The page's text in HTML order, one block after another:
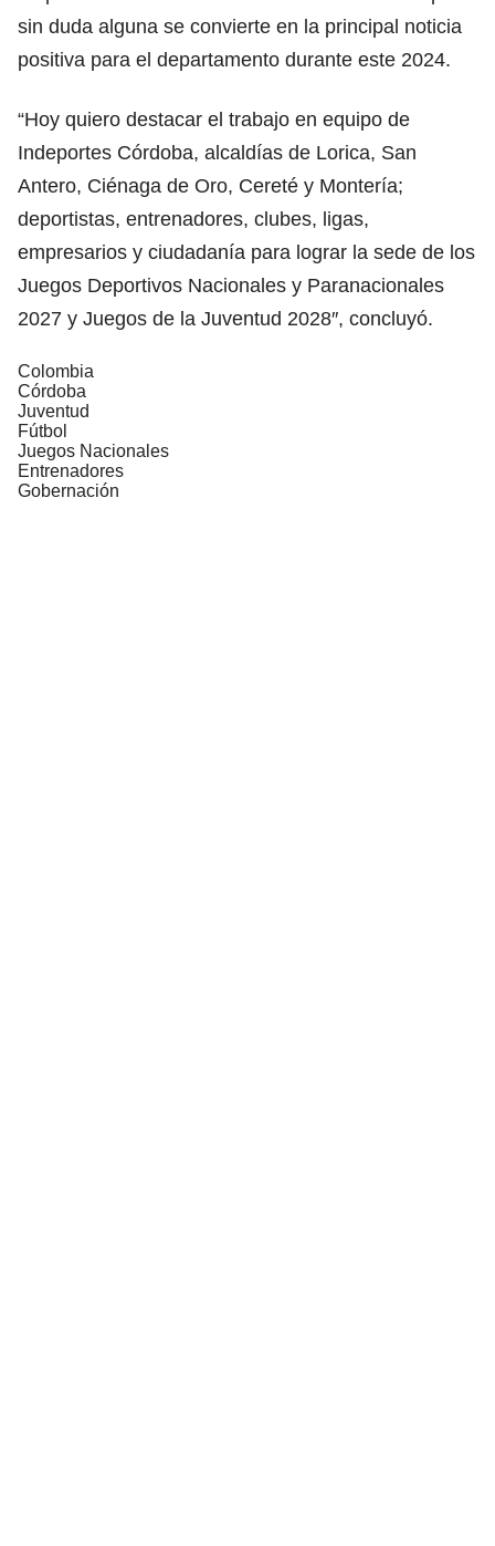
sin duda alguna se convierte en la principal noticia
positiva para el departamento durante este 2024.
“Hoy quiero destacar el trabajo en equipo de
Indeportes Córdoba, alcaldías de Lorica, San
Antero, Ciénaga de Oro, Cereté y Montería;
deportistas, entrenadores, clubes, ligas,
empresarios y ciudadanía para lograr la sede de los
Juegos Deportivos Nacionales y Paranacionales
2027 y Juegos de la Juventud 2028″, concluyó.
Colombia
Córdoba
Juventud
Fútbol
Juegos Nacionales
Entrenadores
Gobernación